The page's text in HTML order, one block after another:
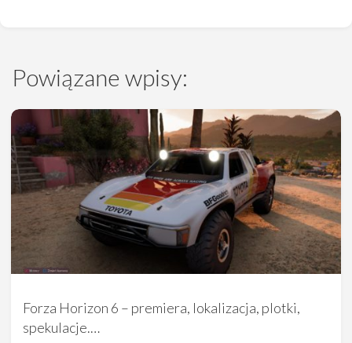
Powiązane wpisy:
Forza Horizon 6 – premiera, lokalizacja, plotki,
spekulacje.…